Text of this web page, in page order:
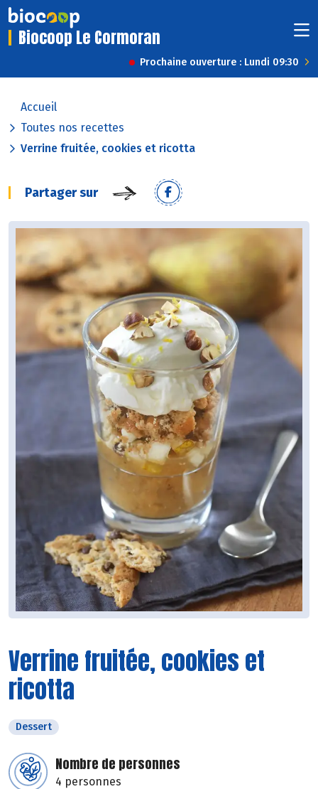
Biocoop Le Cormoran
Prochaine ouverture : Lundi 09:30
Accueil
Toutes nos recettes
Verrine fruitée, cookies et ricotta
Partager sur
Verrine fruitée, cookies et
ricotta
Dessert
Nombre de personnes
4 personnes